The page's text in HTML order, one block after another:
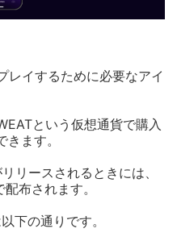
イするために必要なアイ
という仮想通貨で購入
ます。
リースされるときには、
布されます。
下の通りです。